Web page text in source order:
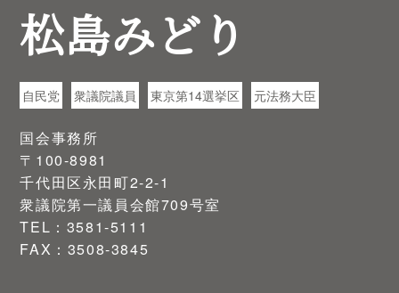
松島みどり
自民党 衆議院議員 東京第14選挙区 元法務大臣
国会事務所
〒100-8981
千代田区永田町2-2-1
衆議院第一議員会館709号室
TEL：3581-5111
FAX：3508-3845